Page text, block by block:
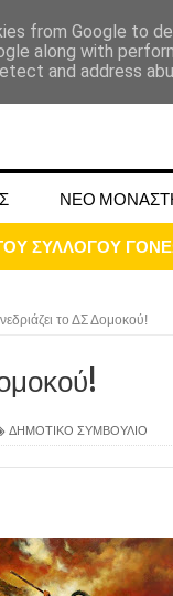
ΝΕΟ
ΣΥΛΛΟΓΟΥ
2025
80 χρόνια από
το ΔΣ Δομοκού!
ΔΗΜΟΤΙΚΟ ΣΥΜΒΟΥΛΙΟ
from Google to
along with
and address